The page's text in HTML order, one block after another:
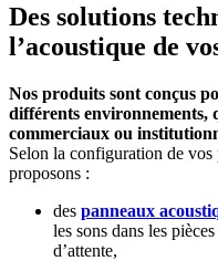
Des solutions
l’acoustique de
Nos produits sont conçus
différents environnements,
commerciaux ou
Selon la configuration de vos
proposons :
des panneaux
les sons dans les
d’attente,